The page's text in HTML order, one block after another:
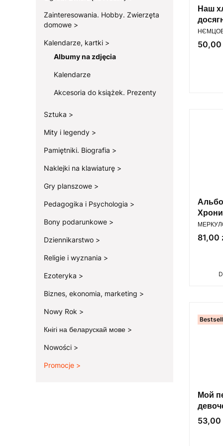
Zainteresowania. Hobby. Zwierzęta
domowe
Kalendarze, kartki
Albumy na zdjęcia
Kalendarze
Akcesoria do książek. Prezenty
Sztuka
Mity i legendy
Pamiętniki. Biografia
Naklejki na klawiaturę
Gry planszowe
Pedagogika i Psychologia
Bony podarunkowe
Dziennikarstwo
Religie i wyznania
Ezoteryka
Biznes, ekonomia, marketing
Nowy Rok
Кнігі на беларускай мове
Nowości
Promocje
Наш
Cena
50,00
Cena
81,00
Мой
Cena
53,00